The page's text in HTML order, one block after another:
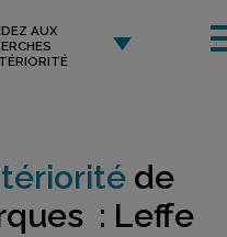
AUX
de
: Leffe